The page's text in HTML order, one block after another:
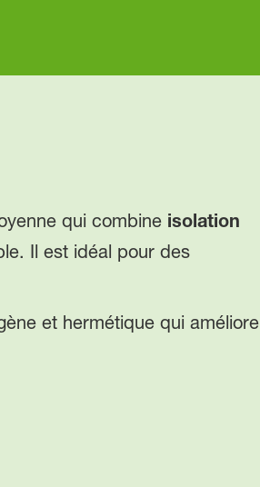
qui combine isolation
Il est idéal pour des
et hermétique qui améliore